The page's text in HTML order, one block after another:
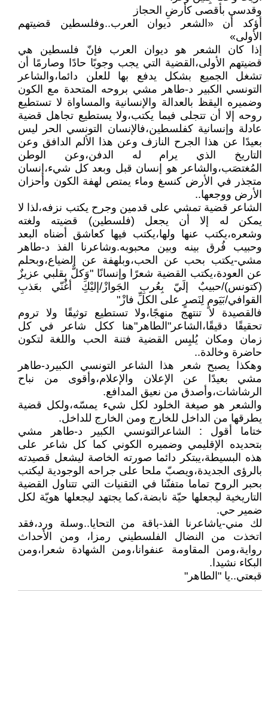
وقدسي بأقصى كأرضِ الحجاز
أؤكد أن «الشعر ديوان العرب..وفلسطين قضيتهم
الأولى»
إذا كان الشعر هو ديوان العرب فإنّ فلسطين هي
قضيتهم الأولى،القضية التي يجب وجوبًا حادًا وصارمًا أن
تشغل الجميع بشكل يدفع بها للعلن دائما،والشاعر
التونسي الكبير د-طاهر مشي بروحه المتحدة مع الكون
وضميره اليقظ بالعدالة والإنسانية والمساواة لا تستطيع
روحه إلا أن تتجلى فيما يكتب،ولا يستطيع تجاهل قضية
عادلة وإنسانية كفلسطين،فالإنسان التونسي الحر ليس
بعيدًا عن هذا الجرح النازف وعن هذا الألم الدافق وعن
التاريخ الذي يرام له الدفن،وعن الوطن
المُغتصَب،والشاعر هو إنسان قبل وبعد كل شيء،إنسان
متجذر في الأرض كنسغ وماء يمتص لهفة الكون وأحزان
الأرض ووجعها..
الشاعر قضية تمشي على قدمين وجرح يكتب نزفه،لذا لا
يمكن له إلا أن يجعل (فلسطين) قضيته ولغته
وشعره،يكتب عنها ولها،يكتب فيها كعاشق أضناه البعد
وحبيب فُرق بينه وبين محبوبه.وشاعرنا الفذ د-طاهر
مشي-يكتب بحب عن الحب،وبلهفة عن الضياع،وبحلم
عن العودة،يكتب القضية شعرًا وإنسانًا "وَكلٌّ بِقلبي عزيزٌ
(كتونس)/حبيبٌ إلَيّ بِعُربِ الجَوازْ/إليْكَِ أغُنّي بعَذبِ
القوافي/بَيَومٍ لِنَصرٍ على الكلِّ فازْ"
فالقصيدة لا تنتهج منهجًا،ولا تستطيع توثيقًا ولا تروم
تحقيقًا دقيقًا،الشاعر"الطاهر"هنا ككل شاعر في كل
زمان ومكان يُلبِس القضية فتنة الحب واللغة لتكون
حاضرة وخالدة..
وهكذا يصبح شعر هذا الشاعر التونسي الكبيرد-طاهر
مشي بعيدًا عن الإعلان والإعلام،وأقوى من نباح
الرشاشات،وأصدق من نعيق المدافع.
والشعر هو صيغة الخلود لكل شيء يمسّه،ولكل قضية
يطرقها من الداخل للخارج ومن الخارج للداخل.
ختاما أقول : الشاعرالتونسي الكبير د-طاهر مشي
بتحديده الإقليمي وضميره الكوني كما كل شاعر على
هذه البسيطة،يبتكر دائما صورته الخاصة ليشعل قصيدته
بالرؤى الجديدة،ويصبّ ملحا على جراحه الوجودية ليكتب
بحبر الروح تماما متفنّنا في التقنيات التي تتناول القضية
التاريخية ليجعلها حيّة نابضة،كما يجتهد ليجعلها هويّة لكل
ضمير حي.
لك مني-ياشاعرنا الفذ-باقة من التحايا..وسلة ورد،فقد
اتخذت من النضال الفلسطيني رمزا، ومن الأحداث
رواية،ومن المقاومة عنفوانا،ومن الشهادة شعرا،ومن
البكاء نشيدا.
قبعتي..يا "الطاهر"